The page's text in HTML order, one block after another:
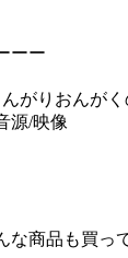
ーー
がりおんがく
源/映像